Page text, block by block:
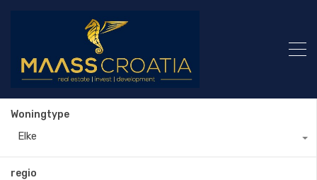
Woningtype
Elke
regio